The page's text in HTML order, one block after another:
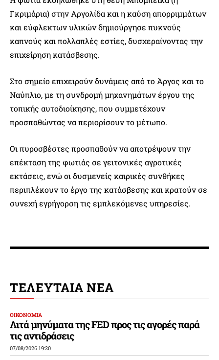
Γκριμάρια) στην Αργολίδα και η καύση απορριμμάτων
και εύφλεκτων υλικών δημιούργησε πυκνούς
καπνούς και πολλαπλές εστίες, δυσχεραίνοντας την
επιχείρηση κατάσβεσης.
Στο σημείο επιχειρούν δυνάμεις από το Άργος και το
Ναύπλιο, με τη συνδρομή μηχανημάτων έργου της
τοπικής αυτοδιοίκησης, που συμμετέχουν
προσπαθώντας να περιορίσουν το μέτωπο.
Οι πυροσβέστες προσπαθούν να αποτρέψουν την
επέκταση της φωτιάς σε γειτονικές αγροτικές
εκτάσεις, ενώ οι δυσμενείς καιρικές συνθήκες
περιπλέκουν το έργο της κατάσβεσης και κρατούν σε
συνεχή εγρήγορση τις εμπλεκόμενες υπηρεσίες.
ΤΕΛΕΥΤΑΙΑ ΝΕΑ
ΟΙΚΟΝΟΜΙΑ
Λιτά μηνύματα της FED προς τις αγορές παρά
τις αντιδράσεις
07/08/2026 19:20